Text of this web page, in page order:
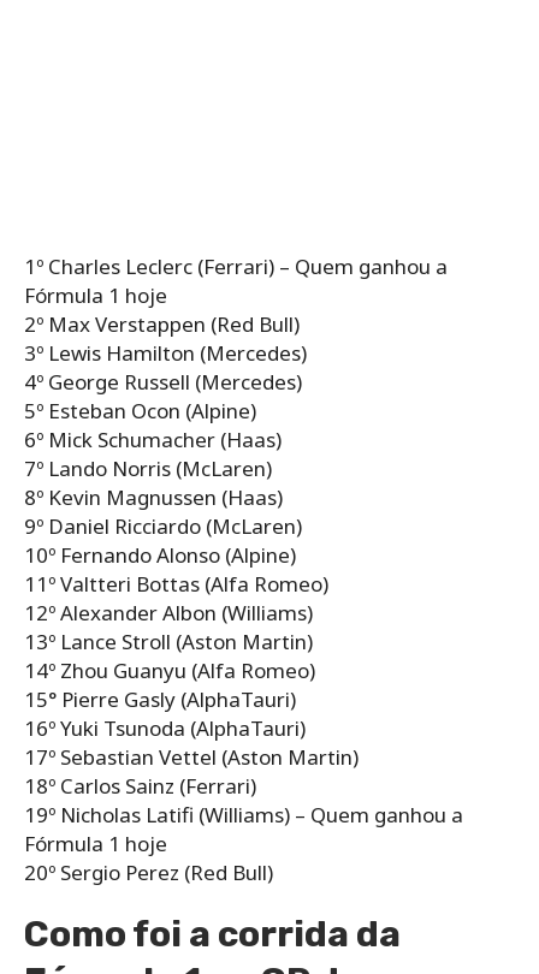
1º Charles Leclerc (Ferrari) – Quem ganhou a
Fórmula 1 hoje
2º Max Verstappen (Red Bull)
3º Lewis Hamilton (Mercedes)
4º George Russell (Mercedes)
5º Esteban Ocon (Alpine)
6º Mick Schumacher (Haas)
7º Lando Norris (McLaren)
8º Kevin Magnussen (Haas)
9º Daniel Ricciardo (McLaren)
10º Fernando Alonso (Alpine)
11º Valtteri Bottas (Alfa Romeo)
12º Alexander Albon (Williams)
13º Lance Stroll (Aston Martin)
14º Zhou Guanyu (Alfa Romeo)
15° Pierre Gasly (AlphaTauri)
16º Yuki Tsunoda (AlphaTauri)
17º Sebastian Vettel (Aston Martin)
18º Carlos Sainz (Ferrari)
19º Nicholas Latifi (Williams) – Quem ganhou a
Fórmula 1 hoje
20º Sergio Perez (Red Bull)
Como foi a corrida da